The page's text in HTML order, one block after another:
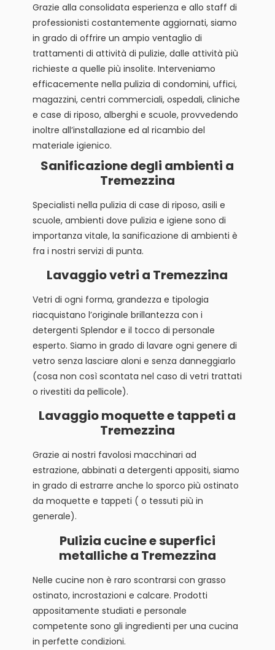
Grazie alla consolidata esperienza e allo staff di
professionisti costantemente aggiornati, siamo
in grado di offrire un ampio ventaglio di
trattamenti di attività di pulizie, dalle attività più
richieste a quelle più insolite. Interveniamo
efficacemente nella pulizia di condomini, uffici,
magazzini, centri commerciali, ospedali, cliniche
e case di riposo, alberghi e scuole, provvedendo
inoltre all’installazione ed al ricambio del
materiale igienico.
Sanificazione degli ambienti a
Tremezzina
Specialisti nella pulizia di case di riposo, asili e
scuole, ambienti dove pulizia e igiene sono di
importanza vitale, la sanificazione di ambienti è
fra i nostri servizi di punta.
Lavaggio vetri a Tremezzina
Vetri di ogni forma, grandezza e tipologia
riacquistano l’originale brillantezza con i
detergenti Splendor e il tocco di personale
esperto. Siamo in grado di lavare ogni genere di
vetro senza lasciare aloni e senza danneggiarlo
(cosa non così scontata nel caso di vetri trattati
o rivestiti da pellicole).
Lavaggio moquette e tappeti a
Tremezzina
Grazie ai nostri favolosi macchinari ad
estrazione, abbinati a detergenti appositi, siamo
in grado di estrarre anche lo sporco più ostinato
da moquette e tappeti ( o tessuti più in
generale).
Pulizia cucine e superfici
metalliche a Tremezzina
Nelle cucine non è raro scontrarsi con grasso
ostinato, incrostazioni e calcare. Prodotti
appositamente studiati e personale
competente sono gli ingredienti per una cucina
in perfette condizioni.